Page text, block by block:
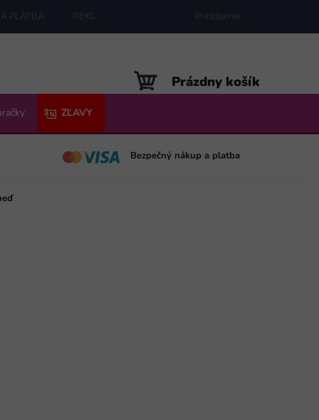
PLATBA REKLAMÁCIE MAPA SERVERU
Prihlásenie
NÁKUPNÝ
KOŠÍK
Prázdny košík
ZĽAVY
Bezpečný nákup a platba